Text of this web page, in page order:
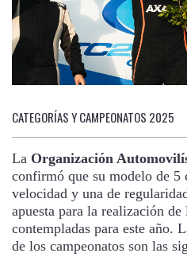
CATEGORÍAS Y CAMPEONATOS 2025
La Organización
confirmó que su modelo de 5
velocidad y una de
apuesta para la realización
contempladas para este año.
de los campeonatos son las